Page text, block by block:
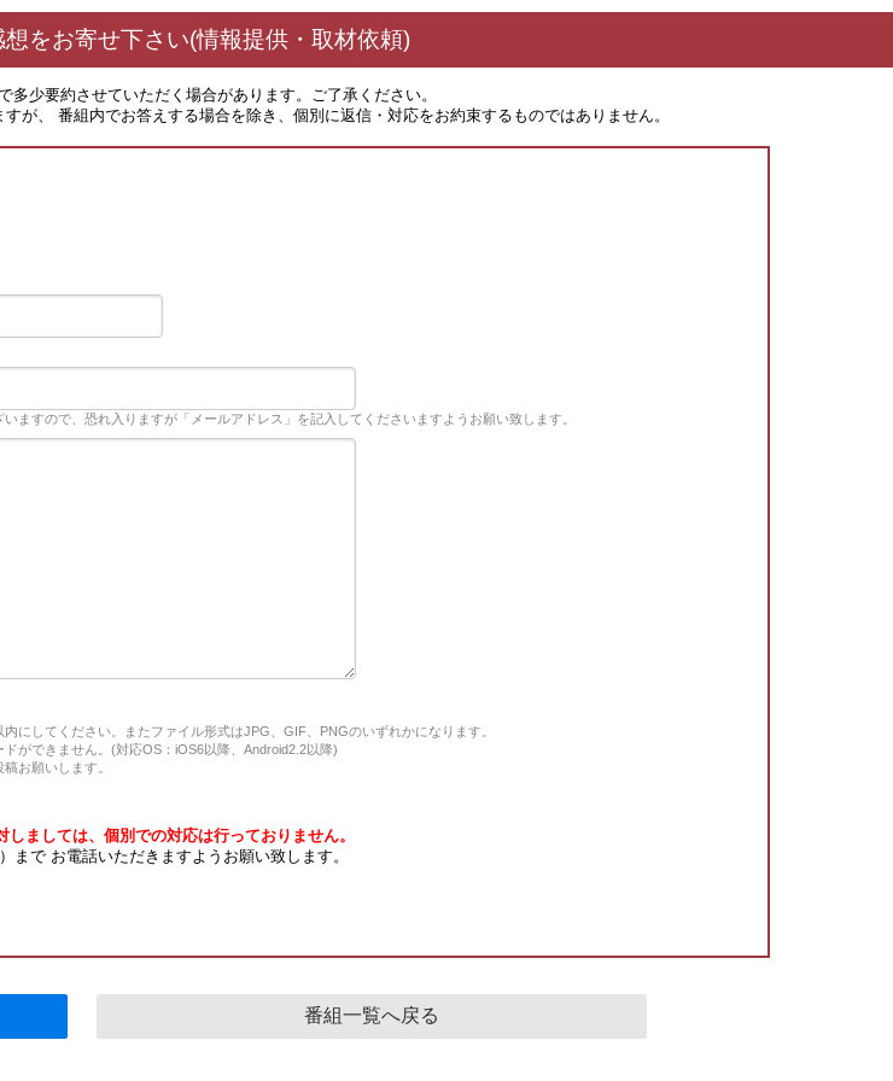
をお寄せ下さい(情報提供・取材依頼)
少要約させていただく場合があります。ご了承ください。
が、 番組内でお答えする場合を除き、個別に返信・対応をお約束するものではありません。
ますので、恐れ入りますが「メールアドレス」を記入してくださいますようお願い致します。
にしてください。またファイル形式はJPG、GIF、PNGのいずれかになります。
ができません。(対応OS：iOS6以降、Android2.2以降)
お願いします。
ましては、個別での対応は行っておりません。
で お電話いただきますようお願い致します。
番組一覧へ戻る